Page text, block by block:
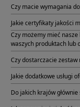
Czy macie wymagania
Jakie certyfikaty jakości
Czy możemy mieć
waszych produktach lub
Czy dostarczacie
Jakie dodatkowe usługi
Do jakich krajów